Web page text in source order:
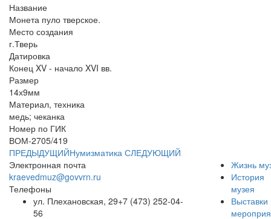
Название
Монета пуло тверское.
Место создания
г.Тверь
Датировка
Конец XV - начало XVI вв.
Размер
14х9мм
Материал, техника
медь; чеканка
Номер по ГИК
ВОМ-2705/419
ПРЕДЫДУЩИЙНумизматика СЛЕДУЮЩИЙ
Электронная почта
kraevedmuz@govvrn.ru
Телефоны
ул. Плехановская, 29+7 (473) 252-04-
56
Жизнь
История
музея
Выставки